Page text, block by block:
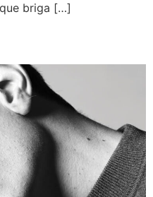
briga […]